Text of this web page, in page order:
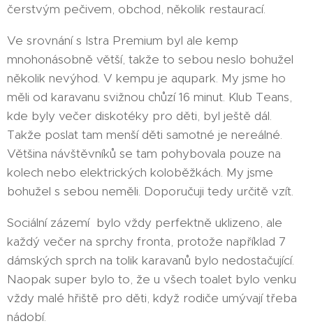
čerstvým pečivem, obchod, několik restaurací.
Ve srovnání s Istra Premium byl ale kemp
mnohonásobně větší, takže to sebou neslo bohužel
několik nevýhod. V kempu je aqupark. My jsme ho
měli od karavanu svižnou chůzí 16 minut. Klub Teans,
kde byly večer diskotéky pro děti, byl ještě dál.
Takže poslat tam menší děti samotné je nereálné.
Většina návštěvníků se tam pohybovala pouze na
kolech nebo elektrických koloběžkách. My jsme
bohužel s sebou neměli. Doporučuji tedy určitě vzít.
Sociální zázemí bylo vždy perfektně uklizeno, ale
každý večer na sprchy fronta, protože například 7
dámských sprch na tolik karavanů bylo nedostačující.
Naopak super bylo to, že u všech toalet bylo venku
vždy malé hřiště pro děti, když rodiče umývají třeba
nádobí.